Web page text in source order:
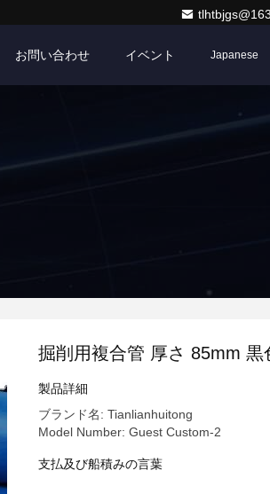
お問い合わせ イベント Japanese
掘削用複合管 厚さ 85mm 黒
製品詳細
ブランド名: Tianlianhuitong
Model Number: Guest Custom-2
支払及び船積みの言葉